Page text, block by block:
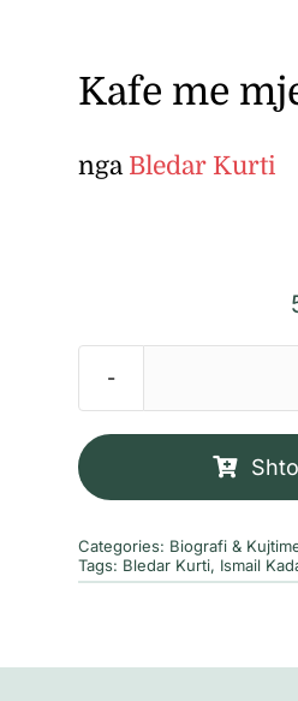
Kafe me
nga Bledar Kurti
Categories: Biografi &
Tags: Bledar Kurti, Ismail